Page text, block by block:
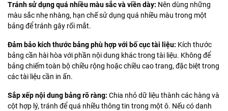
Tránh sử dụng quá nhiều màu sắc và viền dày: Nên dùng những
màu sắc nhẹ nhàng, hạn chế sử dụng quá nhiều màu trong một
bảng để tránh gây rối mắt.
Đảm bảo kích thước bảng phù hợp với bố cục tài liệu: Kích thước
bảng cần hài hòa với phần nội dung khác trong tài liệu. Không để
bảng chiếm toàn bộ chiều rộng hoặc chiều cao trang, đặc biệt trong
các tài liệu cần in ấn.
Sắp xếp nội dung bảng rõ ràng: Chia nhỏ dữ liệu thành các hàng và
cột hợp lý, tránh để quá nhiều thông tin trong một ô. Nếu có danh